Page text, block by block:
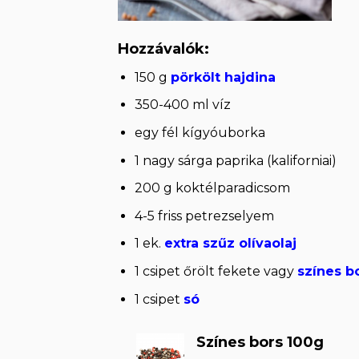
Hozzávalók:
150 g pörkölt hajdina
350-400 ml víz
egy fél kígyóuborka
1 nagy sárga paprika (kaliforniai)
200 g koktélparadicsom
4-5 friss petrezselyem
1 ek. extra szűz olívaolaj
1 csipet őrölt fekete vagy színes
1 csipet só
Színes bors 100g